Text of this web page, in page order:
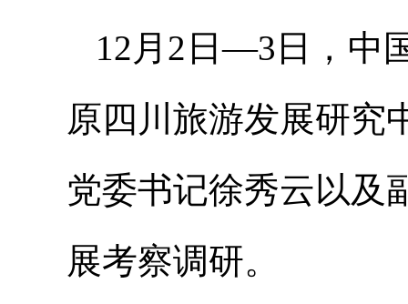
12月2日—3日，中
原四川旅游发展研究
党委书记徐秀云以及
展考察调研。